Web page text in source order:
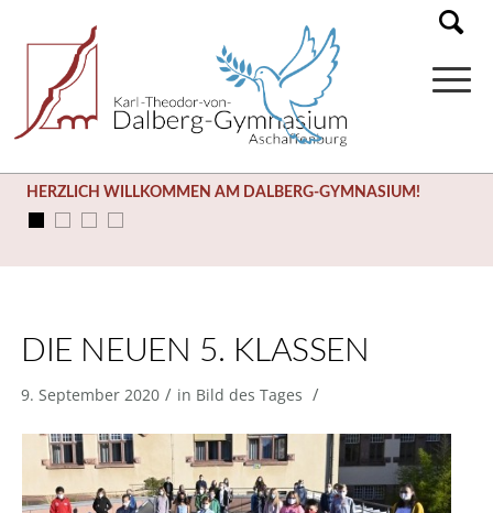
HERZLICH WILLKOMMEN AM DALBERG-GYMNASIUM!
DIE NEUEN 5. KLASSEN
9. September 2020 / in Bild des Tages /